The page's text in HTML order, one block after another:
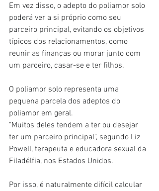
Em vez disso, o adepto do poliamor solo
poderá ver a si próprio como seu
parceiro principal, evitando os objetivos
típicos dos relacionamentos, como
reunir as finanças ou morar junto com
um parceiro, casar-se e ter filhos.
O poliamor solo representa uma
pequena parcela dos adeptos do
poliamor em geral.
"Muitos deles tendem a ter ou desejar
ter um parceiro principal", segundo Liz
Powell, terapeuta e educadora sexual da
Filadélfia, nos Estados Unidos.
Por isso, é naturalmente difícil calcular